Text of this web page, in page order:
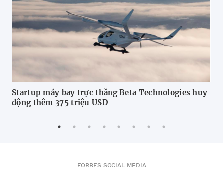
Startup máy bay trực thăng Beta Technologies huy
động thêm 375 triệu USD
FORBES SOCIAL MEDIA